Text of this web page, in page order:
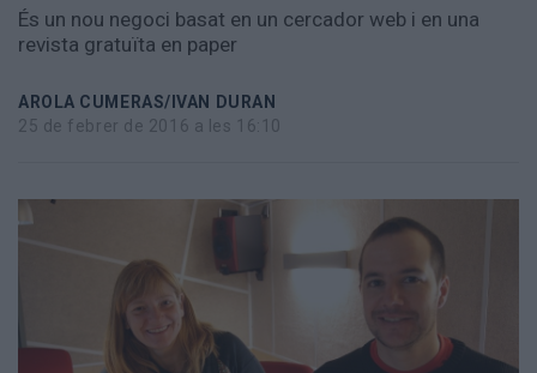
empresa
Cultura
Ràdio
Manlleu
les
És un nou negoci basat en un cercador web i en una
revista gratuïta en paper
AROLA CUMERAS/IVAN DURAN
25 de febrer de 2016 a les 16:10